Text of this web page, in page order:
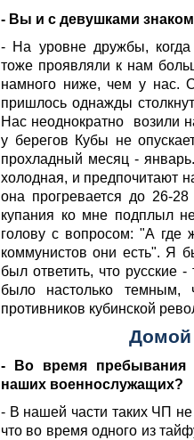
- Вы и с девушками
- На уровне дружбы,
тоже проявляли к нам
намного ниже, чем у нас.
пришлось однажды
Нас неоднократно
возили
у берегов Кубы не
прохладный месяц -
холодная, и предпочитают
она прогревается до 26-
купания ко мне подплыл
голову с вопросом: "А где
коммунистов они есть". Я
был ответить, что русские
было настолько темным,
противников кубинской
- Во время пребывания
наших военнослужащих?
- В нашей части таких ЧП
что во время одного из